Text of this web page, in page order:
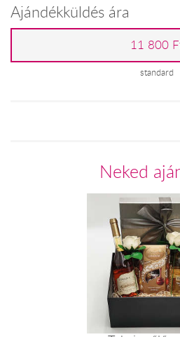
Ajándékküldés ára
11 800
standard
Neked